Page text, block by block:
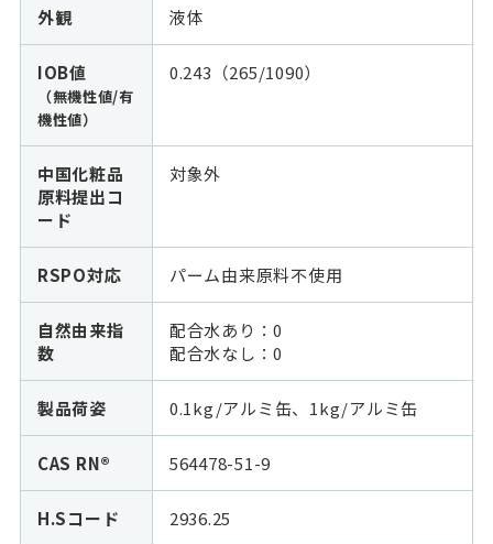
外観 液体
IOB値
（無機性値/有
機性値）
0.243（265/1090）
中国化粧品
原料提出コ
ード
対象外
RSPO対応 パーム由来原料不使用
自然由来指
数
配合水あり：0
配合水なし：0
製品荷姿 0.1kg/アルミ缶、1kg/アルミ缶
CAS RN® 564478-51-9
H.Sコード 2936.25